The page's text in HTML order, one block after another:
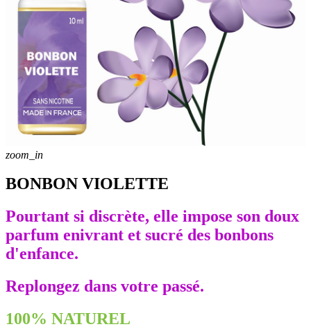
zoom_in
BONBON VIOLETTE
Pourtant si discrète, elle impose son doux
parfum enivrant et sucré des bonbons
d'enfance.
Replongez dans votre passé.
100% NATUREL